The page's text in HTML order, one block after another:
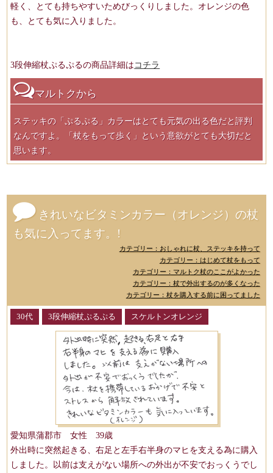
軽く、とても持ちやすいためびっくりしました。オレンジの色
も、とても気に入りました。
3段伸縮杖ぷるぷるの商品詳細はコチラ
マルトクから
ステッキの「ぷるぷる」カラーはとても元気の出る色だと評判
なんですよ。「杖をもって歩く」という意欲がとても大切だと
思います。
きれいなビタミンカラー（オレンジ）の杖
も気に入ってます。!
カテゴリー：おしゃれに杖、ステッキを持って
カテゴリー：はじめて杖をもって
カテゴリー：マルトク杖のここがよかった
カテゴリー：杖で外出するのが多くなった
カテゴリー：杖を購入する前に困ってました
30代 3段伸縮杖ぷるぷる スケルトンオレンジ
愛知県蒲郡市 女性 39歳
外出時に突然起きる、右足と左手右半身のマヒを支える為に購入
しました。以前は支えがない場所への外出が不安でおっくうでし